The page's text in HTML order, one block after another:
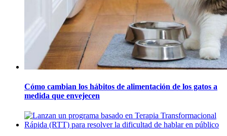
Cómo cambian los hábitos de alimentación de los gatos a
medida que envejecen